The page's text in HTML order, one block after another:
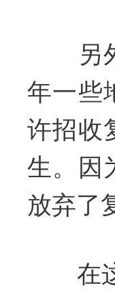
另外
年一些
许招收
生。因
放弃了
在这